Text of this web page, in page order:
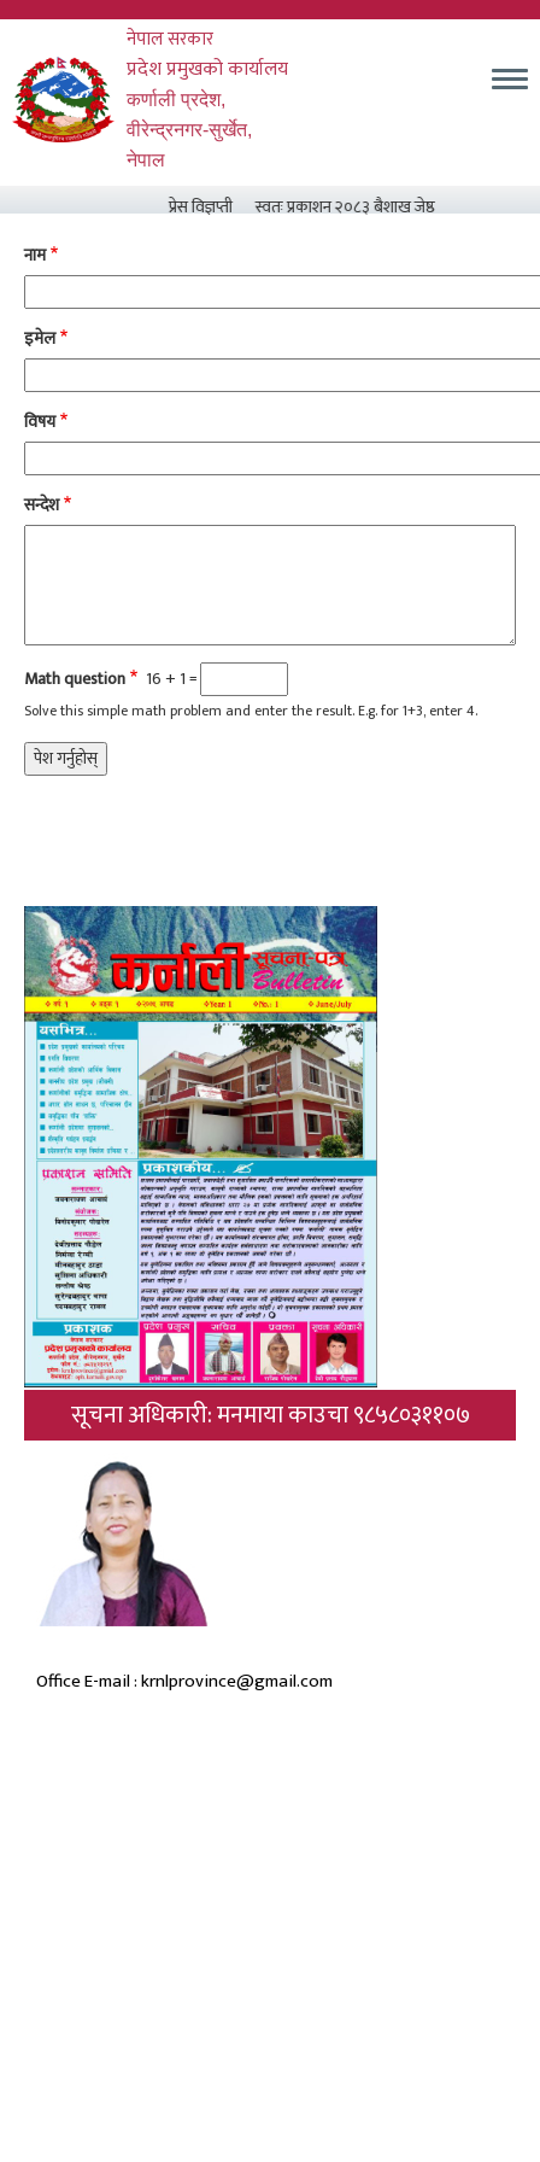
Skip
main
content
नेपाल सरकार
प्रदेश प्रमुखको कार्यालय
कर्णाली प्रदेश,
वीरेन्द्रनगर-सुर्खेत,
नेपाल
प्रेस विज्ञप्ती
स्वतः प्रकाशन २०८३ बैशाख जेष्ठ र असार मसान्त
नाम
इमेल
विषय
सन्देश
Math question 16 + 1 =
Solve this simple math problem and enter the result. E.g. for 1+3, enter 4.
सूचना अधिकारी: मनमाया काउचा ९८५८०३११०७
Office E-mail : krnlprovince@gmail.com